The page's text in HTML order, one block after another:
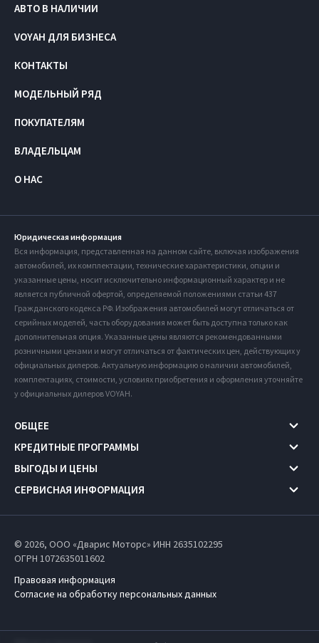
АВТО В НАЛИЧИИ
VOYAH ДЛЯ БИЗНЕСА
КОНТАКТЫ
МОДЕЛЬНЫЙ РЯД
ПОКУПАТЕЛЯМ
ВЛАДЕЛЬЦАМ
О НАС
Юридическая информация
Вся информация, представленная на данном сайте, включая изображения
автомобилей, их комплектации, технические характеристики, опции и
указанные цены, носит исключительно информационный характер и не
является публичной офертой, определяемой положениями статьи 437
Гражданского кодекса РФ. Изображения автомобилей могут отличаться от
серийных моделей, часть оборудования может быть доступна только как
дополнительная опция. Указанные цены являются рекомендованными
розничными ценами и могут отличаться от фактических цен, действующих у
официальных дилеров. Актуальную информацию о наличии автомобилей,
комплектациях, стоимости, условиях приобретения и оформления уточняйте
у официальных дилеров VOYAH.
ОБЩЕЕ
КРЕДИТНЫЕ ПРОГРАММЫ
ВЫГОДЫ И ЦЕНЫ
СЕРВИСНАЯ ИНФОРМАЦИЯ
© 2026, ООО «Дварис Моторс» ИНН 2635102295
ОГРН 1072635011602
Правовая информация
Согласие на обработку персональных данных